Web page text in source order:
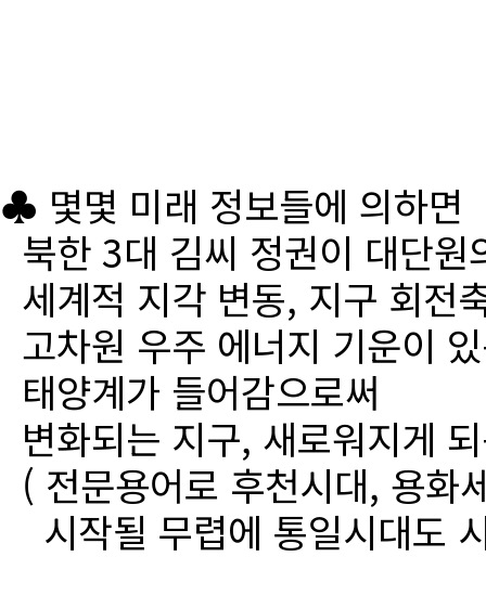
♣ 몇몇 미래 정보들에 의하면
북한 3대 김씨 정권이 대단
세계적 지각 변동, 지구 회전
고차원 우주 에너지 기운이
태양계가 들어감으로써
변화되는 지구, 새로워지게
( 전문용어로 후천시대, 용화
시작될 무렵에 통일시대도